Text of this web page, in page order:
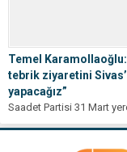
Temel
tebrik ziyaretini
yapacağız”
Saadet Partisi 31 Mart
seçimlerine katılacak